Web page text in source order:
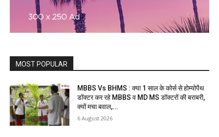
MOST POPULAR
MBBS Vs BHMS : क्या 1 साल के कोर्स से होम्योपैथ
डॉक्टर कर रहे MBBS व MD MS डॉक्टरों की बराबरी,
क्यों मचा बवाल,...
6 August 2026